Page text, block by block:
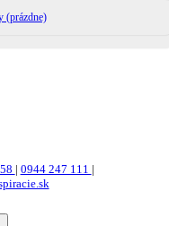
| 0944 247 111 |
(prázdne)